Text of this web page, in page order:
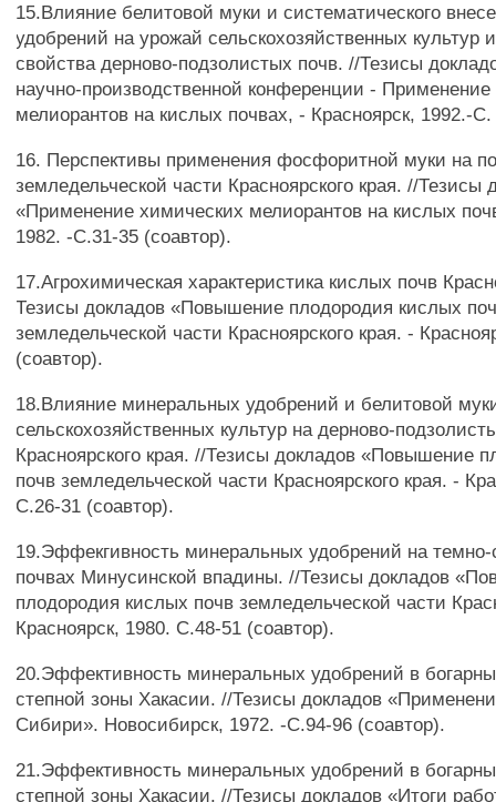
15.Влияние белитовой муки и систематического
удобрений на урожай сельскохозяйственных культур
свойства дерново-подзолистых почв. //Тезисы
научно-производственной конференции -
мелиорантов на кислых почвах, - Красноярск, 1992.-
16. Перспективы применения фосфоритной муки на
земледельческой части Красноярского края. //Тезисы
«Применение химических мелиорантов на кислых
1982. -С.31-35 (соавтор).
17.Агрохимическая характеристика кислых почв
Тезисы докладов «Повышение плодородия кислых
земледельческой части Красноярского края. -
(соавтор).
18.Влияние минеральных удобрений и белитовой
сельскохозяйственных культур на дерново-
Красноярского края. //Тезисы докладов «Повышение
почв земледельческой части Красноярского края. -
С.26-31 (соавтор).
19.Эффекгивность минеральных удобрений на
почвах Минусинской впадины. //Тезисы докладов
плодородия кислых почв земледельческой части
Красноярск, 1980. С.48-51 (соавтор).
20.Эффективность минеральных удобрений в
степной зоны Хакасии. //Тезисы докладов
Сибири». Новосибирск, 1972. -С.94-96 (соавтор).
21.Эффективность минеральных удобрений в
степной зоны Хакасии. //Тезисы докладов «Итоги